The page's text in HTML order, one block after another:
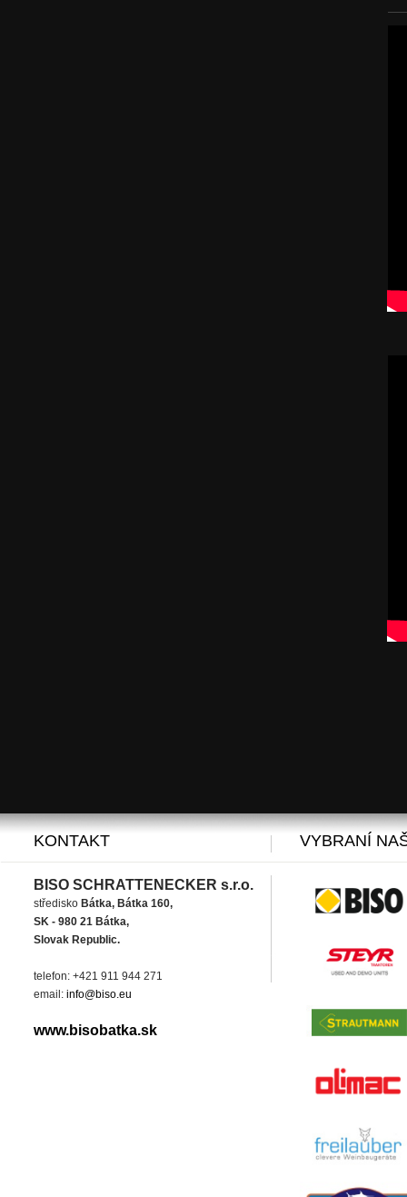
KONTAKT
BISO SCHRATTENECKER s.r.o.
středisko Bátka, Bátka 160,
SK - 980 21 Bátka,
Slovak Republic.
telefon: +421 911 944 271
email: info@biso.eu
www.bisobatka.sk
VYBRANÍ